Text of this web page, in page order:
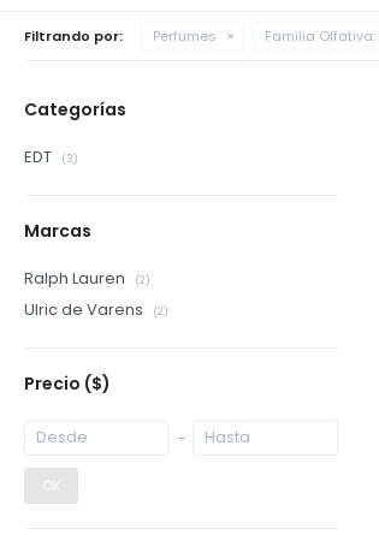
Filtrando por: Perfumes Familia Olfativa:
Categorías
EDT (3)
Marcas
Ralph Lauren (2)
Ulric de Varens (2)
Precio ($)
OK